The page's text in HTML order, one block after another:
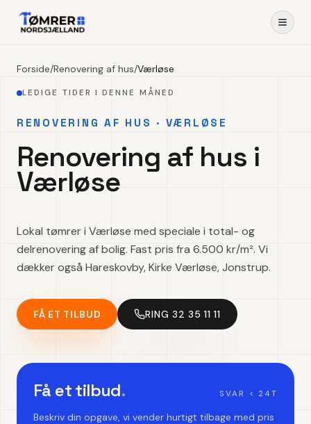
Forside/Renovering af hus/Værløse
LEDIGE TIDER I DENNE MÅNED
RENOVERING AF HUS · VÆRLØSE
Renovering af hus i
Værløse
Lokal tømrer i Værløse med speciale i total- og
delrenovering af bolig. Fast pris fra 6.500 kr/m². Vi
dækker også Hareskovby, Kirke Værløse, Jonstrup.
FÅ ET TILBUD RING 32 35 11 11
Få et tilbud. SVAR < 24T
Beskriv din opgave, vi vender hurtigt tilbage med pris